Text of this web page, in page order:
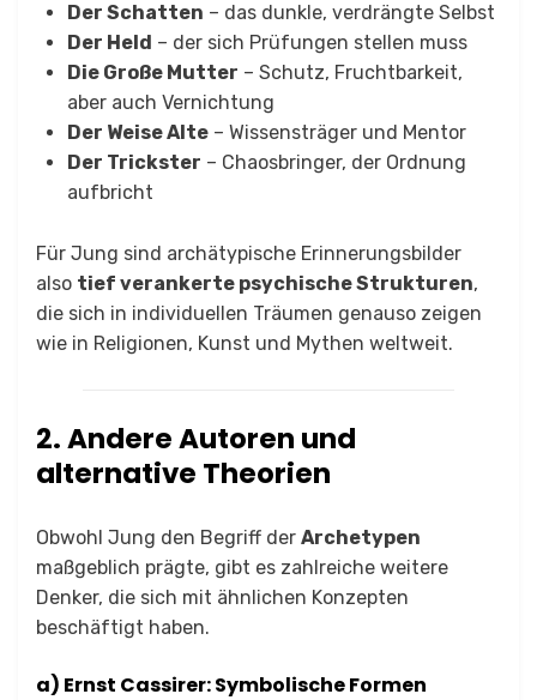
Der Schatten – das dunkle, verdrängte Selbst
Der Held – der sich Prüfungen stellen muss
Die Große Mutter – Schutz, Fruchtbarkeit,
aber auch Vernichtung
Der Weise Alte – Wissensträger und Mentor
Der Trickster – Chaosbringer, der Ordnung
aufbricht
Für Jung sind archätypische Erinnerungsbilder
also tief verankerte psychische Strukturen,
die sich in individuellen Träumen genauso zeigen
wie in Religionen, Kunst und Mythen weltweit.
2. Andere Autoren und
alternative Theorien
Obwohl Jung den Begriff der Archetypen
maßgeblich prägte, gibt es zahlreiche weitere
Denker, die sich mit ähnlichen Konzepten
beschäftigt haben.
a) Ernst Cassirer: Symbolische Formen